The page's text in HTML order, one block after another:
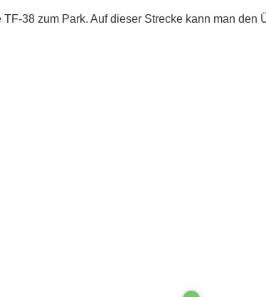
38 zum Park. Auf dieser Strecke kann man den